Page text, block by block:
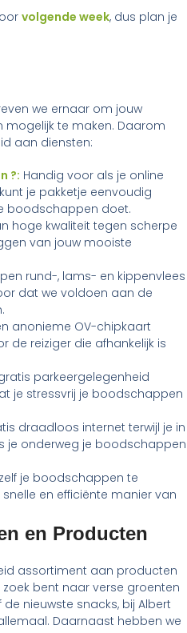
volgende week, dus plan je
we ernaar om jouw
te maken. Daarom
aan diensten:
?: Handig voor als je online
je pakketje eenvoudig
boodschappen doet.
hoge kwaliteit tegen scherpe
van jouw mooiste
rund-, lams- en kippenvlees
dat we voldoen aan de
anonieme OV-chipkaart
de reiziger die afhankelijk is
parkeergelegenheid
je stressvrij je boodschappen
draadloos internet terwijl je in
je onderweg je boodschappen
je boodschappen te
en efficiënte manier van
en Producten
assortiment aan producten
bent naar verse groenten
nieuwste snacks, bij Albert
Daarnaast hebben we